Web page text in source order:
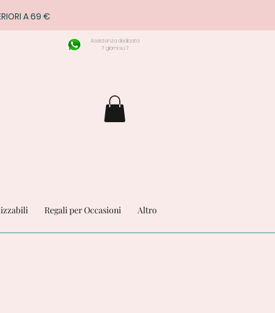
A 69 €
Assistenza dedicata
7 giorni su 7
Regali per Occasioni Altro